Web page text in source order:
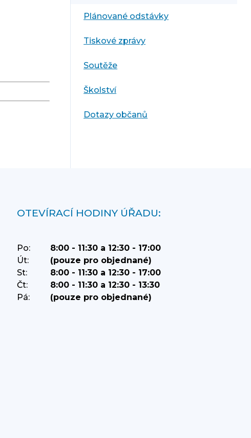
Plánované odstávky
Tiskové zprávy
Soutěže
Školství
Dotazy občanů
OTEVÍRACÍ HODINY ÚŘADU:
Po:
8:00 - 11:30 a 12:30 - 17:00
Út:
(pouze pro objednané)
St:
8:00 - 11:30 a 12:30 - 17:00
Čt:
8:00 - 11:30 a 12:30 - 13:30
Pá:
(pouze pro objednané)